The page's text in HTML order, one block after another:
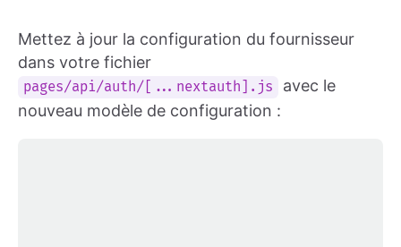
Mettez à jour la configuration du fournisseur
dans votre fichier
pages/api/auth/[...nextauth].js
avec le
nouveau modèle de configuration :